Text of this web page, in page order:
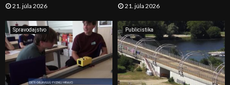
A
N
I
21. júla 2026 21. júla 2026
Spravodajstvo Publicistika